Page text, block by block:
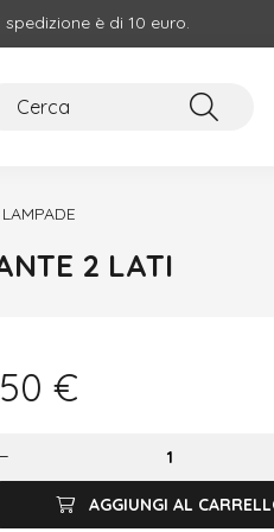
è di 10 euro.
LAMPADE
2 LATI
€
AGGIUNGI AL